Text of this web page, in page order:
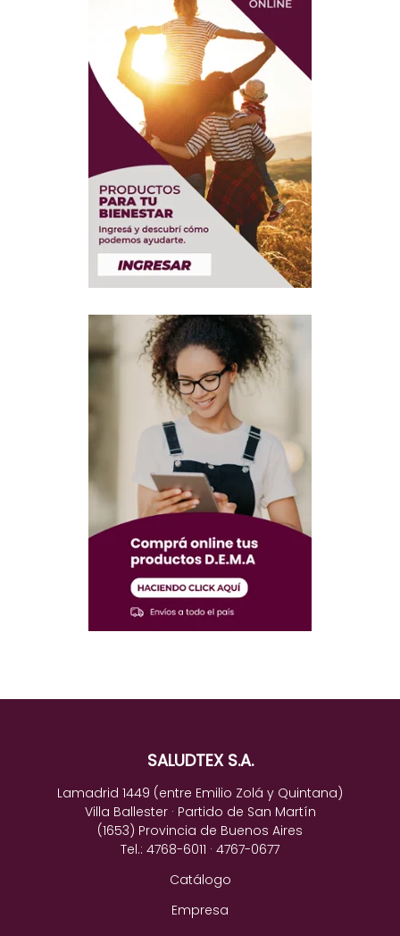
SALUDTEX S.A.
Lamadrid 1449 (entre Emilio Zolá y Quintana)
Villa Ballester · Partido de San Martín
(1653) Provincia de Buenos Aires
Tel.: 4768-6011 · 4767-0677
Catálogo
Empresa